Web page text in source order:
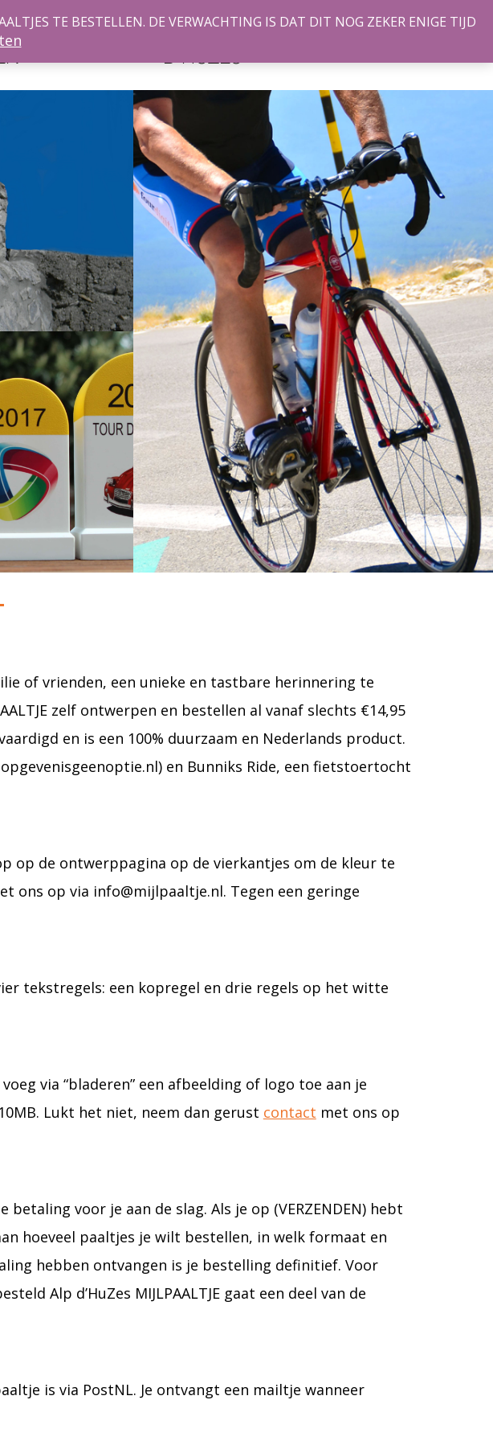
ALPE
D’HUZES
of vrienden, een unieke en tastbare herinnering te
zelf ontwerpen en bestellen al vanaf slechts €14,95
en is een 100% duurzaam en Nederlands product.
en Bunniks Ride, een fietstoertocht
op de ontwerppagina op de vierkantjes om de kleur te
ons op via info@mijlpaaltje.nl. Tegen een geringe
tekstregels: een kopregel en drie regels op het witte
via “bladeren” een afbeelding of logo toe aan je
Lukt het niet, neem dan gerust contact met ons op
voor je aan de slag. Als je op (VERZENDEN) hebt
hoeveel paaltjes je wilt bestellen, in welk formaat en
hebben ontvangen is je bestelling definitief. Voor
Alp d’HuZes MIJLPAALTJE gaat een deel van de
is via PostNL. Je ontvangt een mailtje wanneer
TE BESTELLEN. DE VERWACHTING IS DAT DIT NOG ZEKER ENIGE TIJD